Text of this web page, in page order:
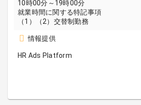
10時00分～19時00分
就業時間に関する特記事項
（1）（2）交替制勤務
情報提供
HR Ads Platform